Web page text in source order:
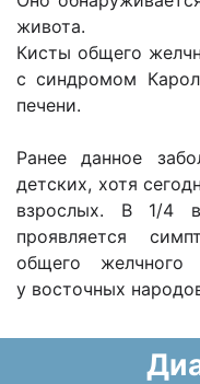
живота.
Кисты общего
с синдромом
печени.
Ранее данное
детских, хотя
взрос­лых. В 1/4
проявляется
общего желчного
у восточных